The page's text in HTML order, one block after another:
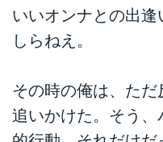
いいオンナとの出
しらねえ。
その時の俺は、ただ
追いかけた。そう